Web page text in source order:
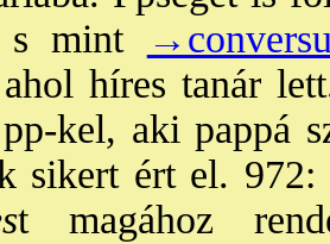
s mint
híres tanár
pp-kel, aki pappá
sikert ért el. 972:
t magához